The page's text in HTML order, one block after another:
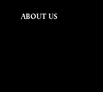
ABOUT US